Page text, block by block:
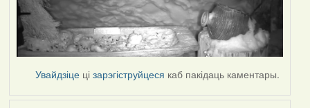
Увайдзіце цізарэгіструйцеся каб пакідаць каментары.